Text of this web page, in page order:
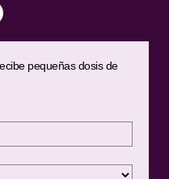
pequeñas dosis de